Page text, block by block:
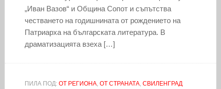
„Иван Вазов“ и Община Сопот и съпътства
честването на годишнината от рождението на
Патриарха на българската литература. В
драматизацията взеха […]
ПИЛА ПОД: ОТ РЕГИОНА, ОТ СТРАНАТА, СВИЛЕНГРАД